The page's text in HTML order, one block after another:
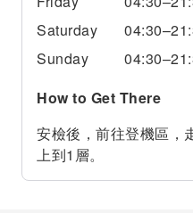
Saturday
Sunday
How to Get There
安檢後，前往登機區，
上到1層。